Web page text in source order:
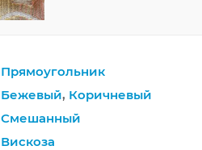
Прямоугольник
Бежевый, Коричневый
Смешанный
Вискоза